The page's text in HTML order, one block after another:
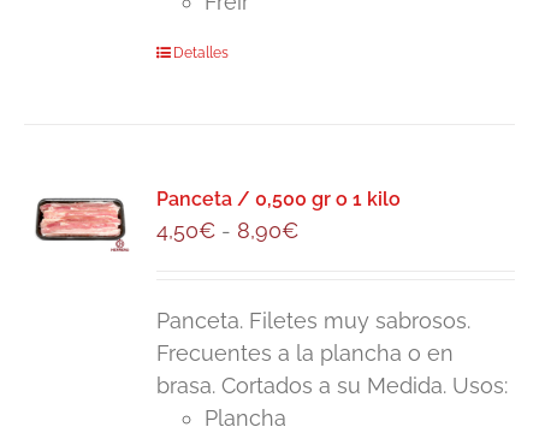
Detalles
Panceta / 0,500 gr o 1 kilo
4,50€ - 8,90€Rango
desde
4,50€
hasta
Panceta. Filetes muy sabrosos.
Frecuentes a la plancha o en
brasa. Cortados a su Medida. Usos:
Plancha